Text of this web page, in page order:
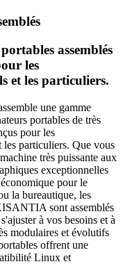
assemblés
les
et les particuliers.
une gamme
portables de très
pour les
les particuliers. Que vous
très puissante aux
exceptionnelles
pour le
la bureautique, les
sont assemblés
à vos besoins et à
modulaires et évolutifs
offrent une
Linux et